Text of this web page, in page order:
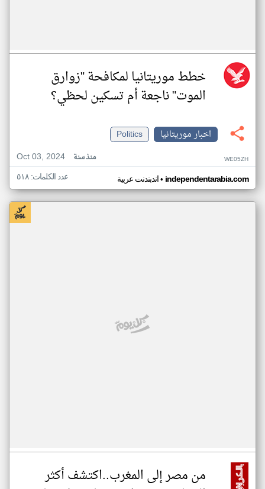
خطط موريتانيا لمكافحة "زوارق
الموت" ناجعة أم تسكين لحظي؟
اخبار موريتانيا
Politics
Oct 03, 2024
منذ سنة WE05ZH
اندبندنت عربية• independentarabia.com عدد الكلمات: ٥١٨
من مصر إلى المغرب..اكتشف أكثر